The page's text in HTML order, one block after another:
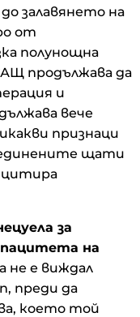
залавянето на
от
полунощна
продължава да
и
вече
признаци
щати
цитира
за
на
не е виждал
преди да
което той